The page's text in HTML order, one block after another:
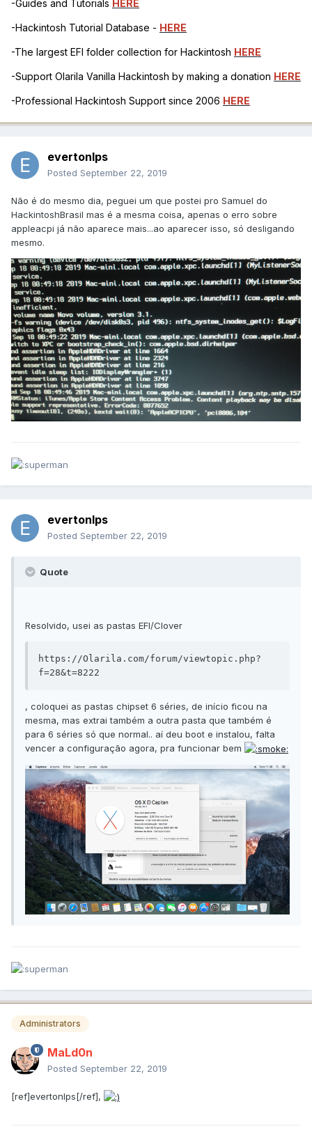
-Guides and Tutorials HERE
-Hackintosh Tutorial Database - HERE
-The largest EFI folder collection for Hackintosh HERE
-Support Olarila Vanilla Hackintosh by making a donation HERE
-Professional Hackintosh Support since 2006 HERE
evertonlps
Posted September 22, 2019
Não é do mesmo dia, peguei um que postei pro Samuel do
HackintoshBrasil mas é a mesma coisa, apenas o erro sobre
appleacpi já não aparece mais...ao aparecer isso, só desligando
mesmo.
evertonlps
Posted September 22, 2019
Quote
Resolvido, usei as pastas EFI/Clover
https://Olarila.com/forum/viewtopic.php?
f=28&t=8222
, coloquei as pastas chipset 6 séries, de início ficou na
mesma, mas extrai também a outra pasta que também é
para 6 séries só que normal.. aí deu boot e instalou, falta
vencer a configuração agora, pra funcionar bem
Administrators
MaLd0n
Posted September 22, 2019
[ref]evertonlps[/ref],